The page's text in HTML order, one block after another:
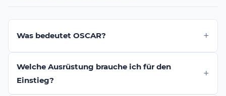
Was bedeutet OSCAR?
Welche Ausrüstung brauche ich für den
Einstieg?